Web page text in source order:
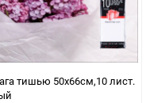
50х66см,10 лист.